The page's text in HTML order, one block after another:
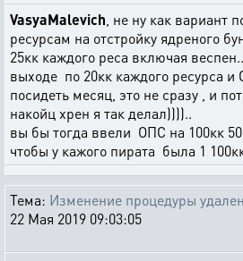
VasyaMalevich , не ну как вариант
ресурсам на отстройку ядреного
25кк каждого реса включая
выходе по 20кк каждого ресурса
посидеть месяц, это не сразу , и
накойц хрен я так делал))))..
вы бы тогда ввели ОПС на 100кк
чтобы у кажого пирата была 1
Тема: Изменение процедуры
22 Мая 2019 09:03:05